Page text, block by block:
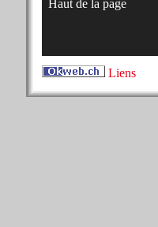
Haut de la page
Liens